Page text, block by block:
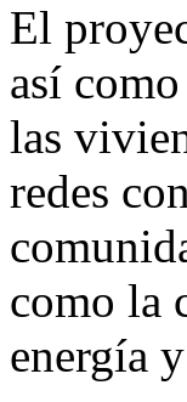
El
así
las
redes
como la
energía